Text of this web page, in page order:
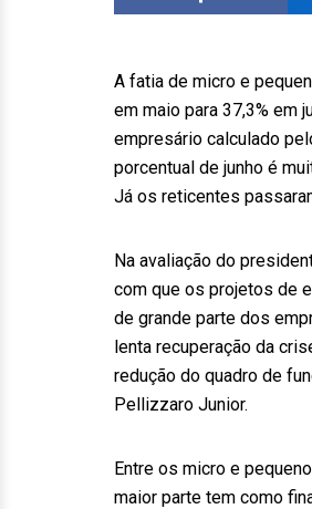
A fatia de micro e
em maio para 37,3% em
empresário calculado
porcentual de junho é
Já os reticentes
Na avaliação do
com que os projetos de
de grande parte dos
lenta recuperação da
redução do quadro de
Pellizzaro Junior.
Entre os micro e
maior parte tem como